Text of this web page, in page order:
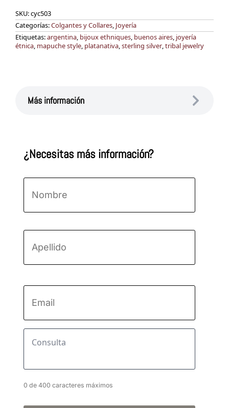
SKU:cyc503
Categorías:Colgantes y Collares, Joyería
Etiquetas:argentina, bijoux ethniques, buenos aires, joyería
étnica, mapuche style, platanativa,sterling silver,tribal jewelry
Más información
¿Necesitas más información?
Consulta
0 de 400 caracteres máximos